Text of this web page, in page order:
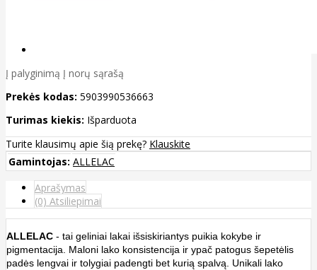
Į palyginimą Į norų sąrašą
Prekės kodas: 5903990536663
Turimas kiekis: Išparduota
Turite klausimų apie šią prekę? Klauskite
Gamintojas: ALLELAC
Aprašymas
(0) Atsiliepimai
ALLELAC - tai geliniai lakai išsiskiriantys puikia kokybe ir
pigmentacija. Maloni lako konsistencija ir ypač patogus šepetėlis
padės lengvai ir tolygiai padengti bet kurią spalvą. Unikali lako